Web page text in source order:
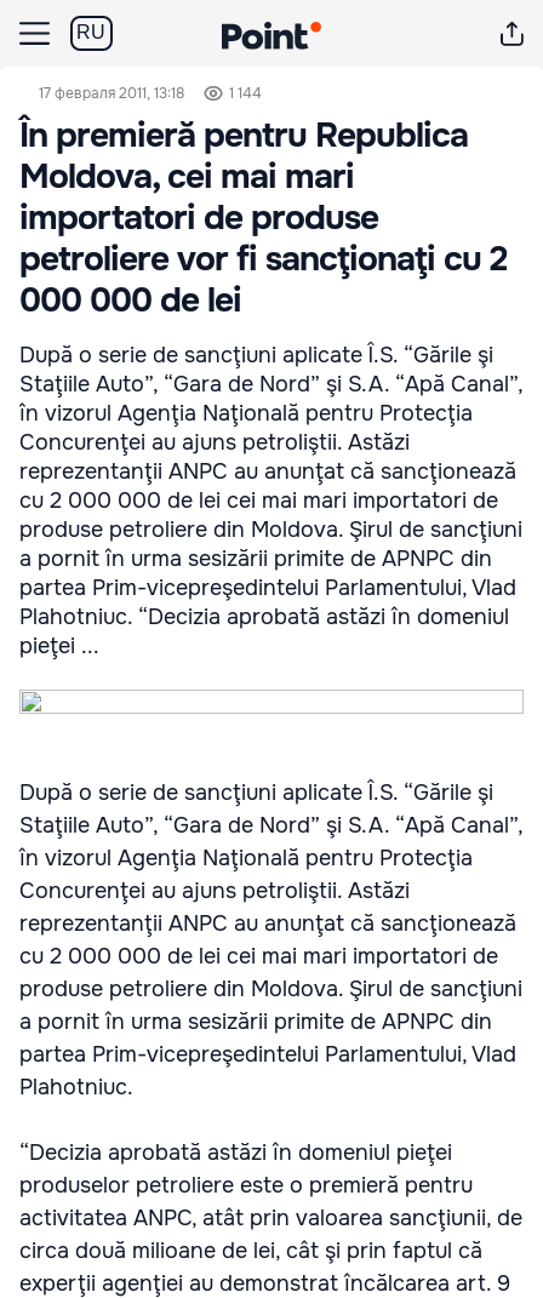
RU
17 февраля 2011, 13:18 1 144
În premieră pentru Republica
Moldova, cei mai mari
importatori de produse
petroliere vor fi sancţionaţi cu 2
000 000 de lei
După o serie de sancţiuni aplicate Î.S. “Gările şi
Staţiile Auto”, “Gara de Nord” şi S.A. “Apă Canal”,
în vizorul Agenţia Naţională pentru Protecţia
Concurenţei au ajuns petroliştii. Astăzi
reprezentanţii ANPC au anunţat că sancţionează
cu 2 000 000 de lei cei mai mari importatori de
produse petroliere din Moldova. Şirul de sancţiuni
a pornit în urma sesizării primite de APNPC din
partea Prim-vicepreşedintelui Parlamentului, Vlad
Plahotniuc. “Decizia aprobată astăzi în domeniul
pieţei ...
După o serie de sancţiuni aplicate Î.S. “Gările şi
Staţiile Auto”, “Gara de Nord” şi S.A. “Apă Canal”,
în vizorul Agenţia Naţională pentru Protecţia
Concurenţei au ajuns petroliştii. Astăzi
reprezentanţii ANPC au anunţat că sancţionează
cu 2 000 000 de lei cei mai mari importatori de
produse petroliere din Moldova. Şirul de sancţiuni
a pornit în urma sesizării primite de APNPC din
partea Prim-vicepreşedintelui Parlamentului, Vlad
Plahotniuc.
“Decizia aprobată astăzi în domeniul pieţei
produselor petroliere este o premieră pentru
activitatea ANPC, atât prin valoarea sancţiunii, de
circa două milioane de lei, cât şi prin faptul că
experţii agenţiei au demonstrat încălcarea art. 9